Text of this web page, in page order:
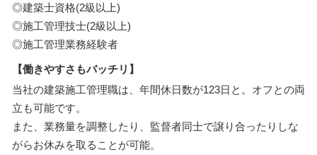
◎建築士資格(2級以上)
◎施工管理技士(2級以上)
◎施工管理業務経験者
【働きやすさもバッチリ】
当社の建築施工管理職は、年間休日数が123日と。オフとの両
立も可能です。
また、業務量を調整したり、監督者同士で譲り合ったりしな
がらお休みを取ることが可能。